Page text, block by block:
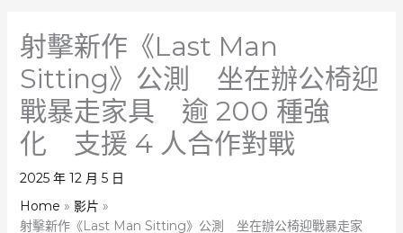
射擊新作《Last Man
Sitting》公測 坐在辦公椅迎
戰暴走家具 逾 200 種強
化 支援 4 人合作對戰
2025 年 12 月 5 日
Home
影片
射擊新作《Last Man Sitting》公測 坐在辦公椅迎戰暴走家